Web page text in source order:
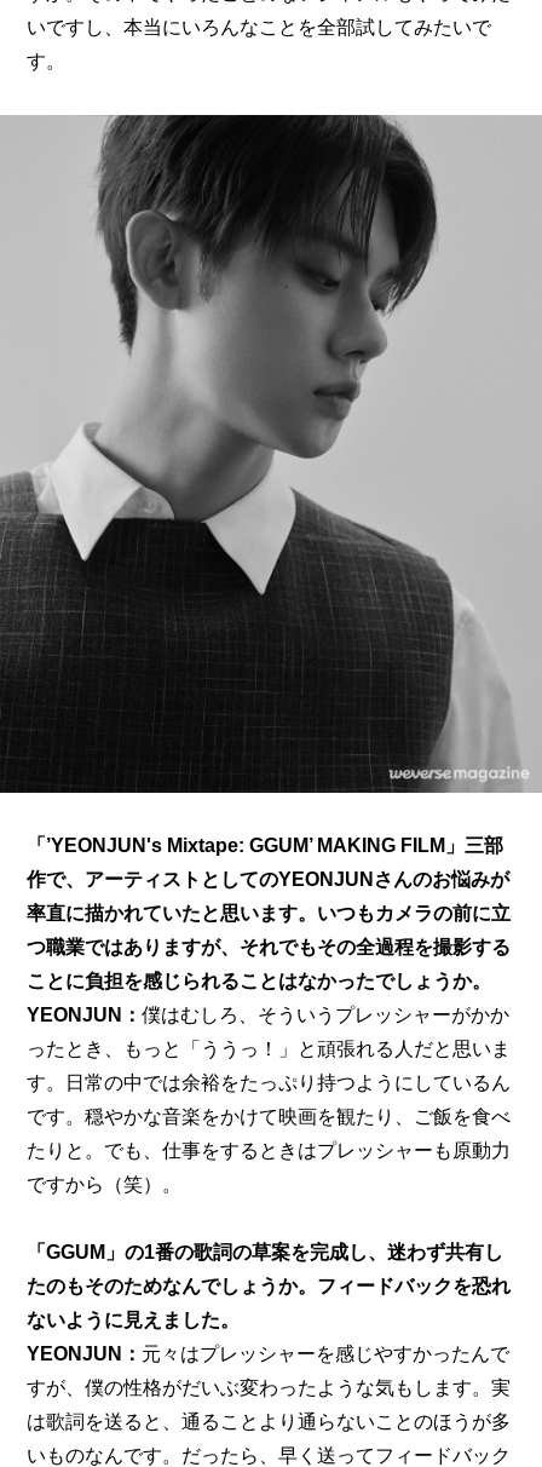
いですし、本当にいろんなことを全部試してみたいで
す。
「’YEONJUN's Mixtape: GGUM’ MAKING FILM」三部
作で、アーティストとしてのYEONJUNさんのお悩みが
率直に描かれていたと思います。いつもカメラの前に立
つ職業ではありますが、それでもその全過程を撮影する
ことに負担を感じられることはなかったでしょうか。
YEONJUN：僕はむしろ、そういうプレッシャーがかか
ったとき、もっと「ううっ！」と頑張れる人だと思いま
す。日常の中では余裕をたっぷり持つようにしているん
です。穏やかな音楽をかけて映画を観たり、ご飯を食べ
たりと。でも、仕事をするときはプレッシャーも原動力
ですから（笑）。
「GGUM」の1番の歌詞の草案を完成し、迷わず共有し
たのもそのためなんでしょうか。フィードバックを恐れ
ないように見えました。
YEONJUN： 元々はプレッシャーを感じやすかったんで
すが、僕の性格がだいぶ変わったような気もします。実
は歌詞を送ると、通ることより通らないことのほうが多
いものなんです。だったら、早く送ってフィードバック